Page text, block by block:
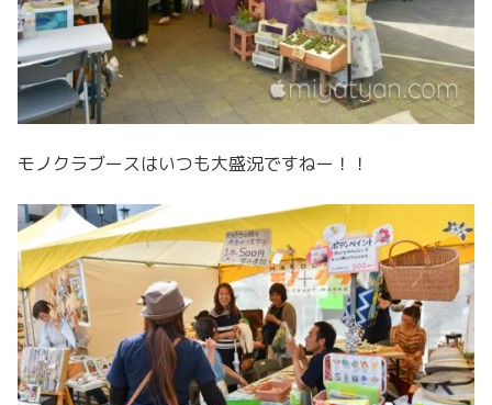
モノクラブースはいつも大盛況ですねー！！